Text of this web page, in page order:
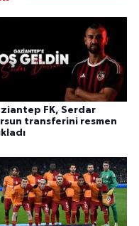
FK, Serdar
transferini resmen